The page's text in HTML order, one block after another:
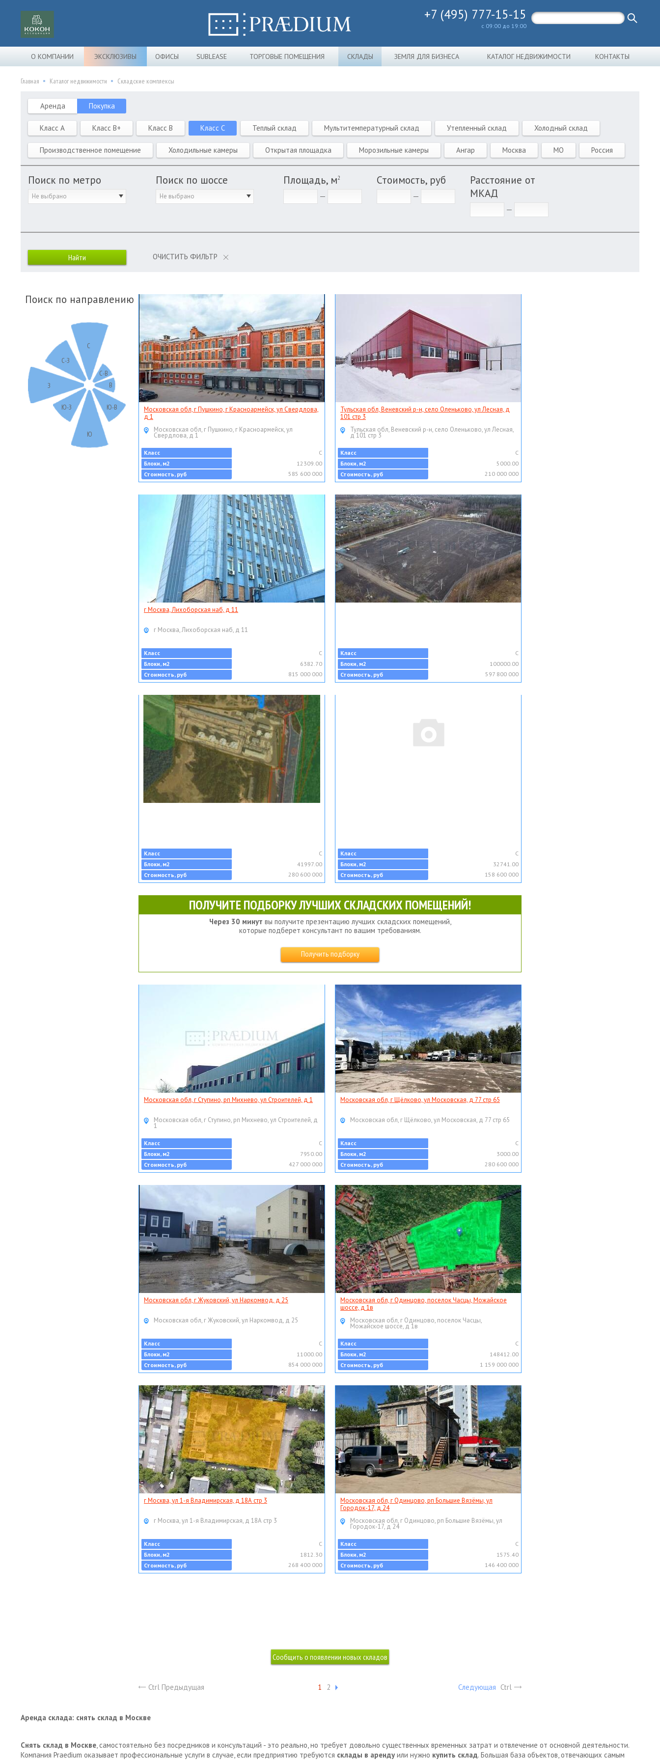
+7 (495) 777-15-15
с 09:00 до 19:00
О КОМПАНИИ ЭКСКЛЮЗИВЫ ОФИСЫ SUBLEASE ТОРГОВЫЕ ПОМЕЩЕНИЯ СКЛАДЫ ЗЕМЛЯ ДЛЯ БИЗНЕСА КАТАЛОГ НЕДВИЖИМОСТИ КОНТАКТЫ
Главная Каталог недвижимости Складские комплексы
Аренда Покупка
Класс A Класс B+ Класс B Класс C Теплый склад Мультитемпературный склад Утепленный склад Холодный склад
Производственное помещение Холодильные камеры Открытая площадка Морозильные камеры Ангар Москва МО Россия
Поиск по метро
Не выбрано
Поиск по шоссе
Не выбрано
Площадь, м2 Стоимость, руб
Расстояние от
МКАД
ОЧИСТИТЬ ФИЛЬТР
Поиск по направлению
С
С-В
В
Ю-В
Ю
Ю-З
З
С-З
Московская обл, г Пушкино, г Красноармейск, ул Свердлова,
д 1
Московская обл, г Пушкино, г Красноармейск, ул
Свердлова, д 1
Класс
C
Блоки, м2
12309.00
Стоимость, руб
585 600 000
Тульская обл, Веневский р-н, село Оленьково, ул Лесная, д
101 стр 3
Тульская обл, Веневский р-н, село Оленьково, ул Лесная,
д 101 стр 3
Класс
C
Блоки, м2
5000.00
Стоимость, руб
210 000 000
г Москва, Лихоборская наб, д 11
г Москва, Лихоборская наб, д 11
Класс
C
Блоки, м2
6382.70
Стоимость, руб
815 000 000
Класс
C
Блоки, м2
100000.00
Стоимость, руб
597 800 000
Класс
C
Блоки, м2
41997.00
Стоимость, руб
280 600 000
Класс
C
Блоки, м2
32741.00
Стоимость, руб
158 600 000
ПОЛУЧИТЕ ПОДБОРКУ ЛУЧШИХ СКЛАДСКИХ ПОМЕЩЕНИЙ!
Через 30 минут вы получите презентацию лучших складских помещений,
которые подберет консультант по вашим требованиям.
Получить подборку
Московская обл, г Ступино, рп Михнево, ул Строителей, д 1
Московская обл, г Ступино, рп Михнево, ул Строителей, д
1
Класс
C
Блоки, м2
7950.00
Стоимость, руб
427 000 000
Московская обл, г Щёлково, ул Московская, д 77 стр 65
Московская обл, г Щёлково, ул Московская, д 77 стр 65
Класс
C
Блоки, м2
3000.00
Стоимость, руб
280 600 000
Московская обл, г Жуковский, ул Наркомвод, д 25
Московская обл, г Жуковский, ул Наркомвод, д 25
Класс
C
Блоки, м2
11000.00
Стоимость, руб
854 000 000
Московская обл, г Одинцово, поселок Часцы, Можайское
шоссе, д 1в
Московская обл, г Одинцово, поселок Часцы,
Можайское шоссе, д 1в
Класс
C
Блоки, м2
148412.00
Стоимость, руб
1 159 000 000
г Москва, ул 1-я Владимирская, д 18А стр 3
г Москва, ул 1-я Владимирская, д 18А стр 3
Класс
C
Блоки, м2
1812.30
Стоимость, руб
268 400 000
Московская обл, г Одинцово, рп Большие Вязёмы, ул
Городок-17, д 24
Московская обл, г Одинцово, рп Большие Вязёмы, ул
Городок-17, д 24
Класс
C
Блоки, м2
1575.40
Стоимость, руб
146 400 000
Ctrl Предыдущая 1 2 Следующая Ctrl
Аренда склада: снять склад в Москве
Снять склад в Москве, самостоятельно без посредников и консультаций - это реально, но требует довольно существенных временных затрат и отвлечение от основной деятельности.
Компания Praedium оказывает профессиональные услуги в случае, если предприятию требуются склады в аренду или нужно купить склад. Большая база объектов, отвечающих самым